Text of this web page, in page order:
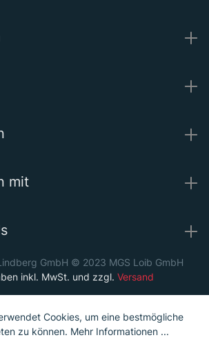
mit
GmbH © 2023 MGS Loib GmbH
inkl. MwSt. und zzgl. Versand
Cookies, um eine bestmögliche
zu können. Mehr Informationen ...